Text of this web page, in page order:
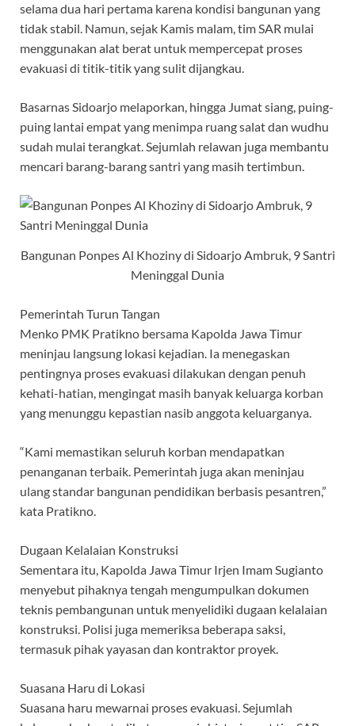
selama dua hari pertama karena kondisi bangunan yang
tidak stabil. Namun, sejak Kamis malam, tim SAR mulai
menggunakan alat berat untuk mempercepat proses
evakuasi di titik-titik yang sulit dijangkau.
Basarnas Sidoarjo melaporkan, hingga Jumat siang, puing-
puing lantai empat yang menimpa ruang salat dan wudhu
sudah mulai terangkat. Sejumlah relawan juga membantu
mencari barang-barang santri yang masih tertimbun.
Bangunan Ponpes Al Khoziny di Sidoarjo Ambruk, 9 Santri
Meninggal Dunia
Pemerintah Turun Tangan
Menko PMK Pratikno bersama Kapolda Jawa Timur
meninjau langsung lokasi kejadian. Ia menegaskan
pentingnya proses evakuasi dilakukan dengan penuh
kehati-hatian, mengingat masih banyak keluarga korban
yang menunggu kepastian nasib anggota keluarganya.
“Kami memastikan seluruh korban mendapatkan
penanganan terbaik. Pemerintah juga akan meninjau
ulang standar bangunan pendidikan berbasis pesantren,”
kata Pratikno.
Dugaan Kelalaian Konstruksi
Sementara itu, Kapolda Jawa Timur Irjen Imam Sugianto
menyebut pihaknya tengah mengumpulkan dokumen
teknis pembangunan untuk menyelidiki dugaan kelalaian
konstruksi. Polisi juga memeriksa beberapa saksi,
termasuk pihak yayasan dan kontraktor proyek.
Suasana Haru di Lokasi
Suasana haru mewarnai proses evakuasi. Sejumlah